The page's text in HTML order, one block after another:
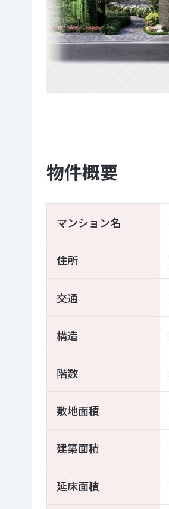
物件概要
マンション名
住所
交通
構造
階数
敷地面積
建築面積
延床面積